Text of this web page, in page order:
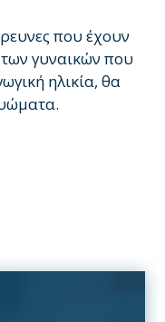
που έχουν
των γυναικών που
ηλικία, θα